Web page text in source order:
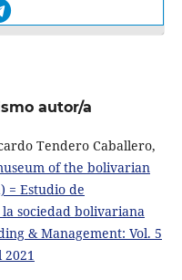
autor/a
Tendero Caballero,
of the bolivarian
= Estudio de
sociedad bolivariana
& Management: Vol. 5
2021